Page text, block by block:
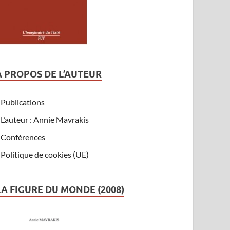
PROPOS DE L’AUTEUR
Publications
L’auteur : Annie Mavrakis
Conférences
Politique de cookies (UE)
FIGURE DU MONDE (2008)